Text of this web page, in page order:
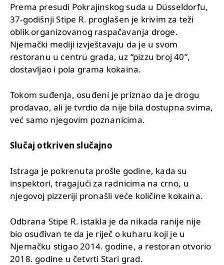
Prema presudi Pokrajinskog suda u Düsseldorfu,
37-godišnji Stipe R. proglašen je krivim za teži
oblik organizovanog raspačavanja droge.
Njemački mediji izvještavaju da je u svom
restoranu u centru grada, uz “pizzu broj 40”,
dostavljao i pola grama kokaina.
Tokom suđenja, osuđeni je priznao da je drogu
prodavao, ali je tvrdio da nije bila dostupna svima,
već samo njegovim poznanicima.
Slučaj otkriven slučajno
Istraga je pokrenuta prošle godine, kada su
inspektori, tragajući za radnicima na crno, u
njegovoj pizzeriji pronašli veće količine kokaina.
Odbrana Stipe R. istakla je da nikada ranije nije
bio osuđivan te da je riječ o kuharu koji je u
Njemačku stigao 2014. godine, a restoran otvorio
2018. godine u četvrti Stari grad.